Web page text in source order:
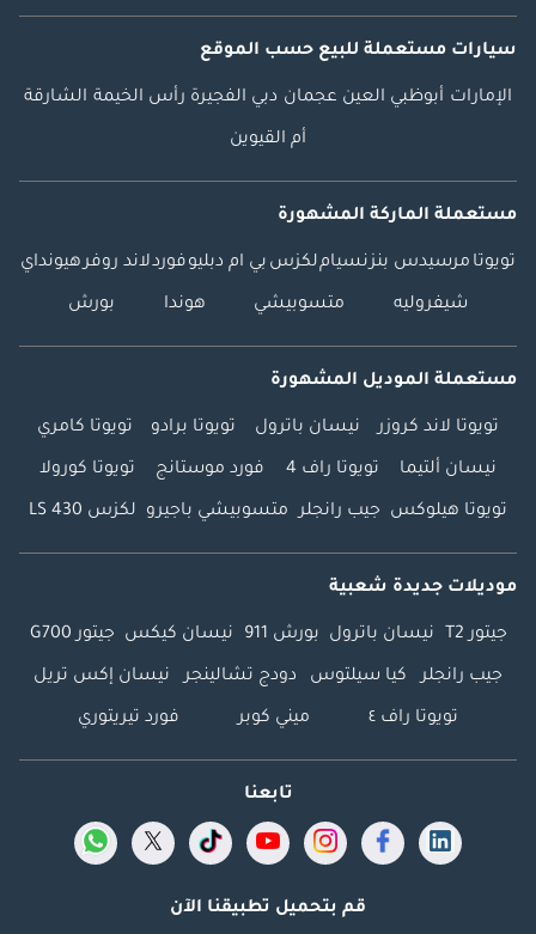
سيارات مستعملة للبيع حسب الموقع
الإمارات أبوظبي العين عجمان دبي الفجيرة رأس الخيمة الشارقة
أم القيوين
مستعملة الماركة المشهورة
تويوتا مرسيدس بنزنسياملكزس بي ام دبليوفوردلاند روفرهيونداي
شيفروليه متسوبيشي هوندا بورش
مستعملة الموديل المشهورة
تويوتا لاند كروزر نيسان باترول تويوتا برادو تويوتا كامري
نيسان ألتيما تويوتا راف 4 فورد موستانج تويوتا كورولا
تويوتا هيلوكس جيب رانجلر متسوبيشي باجيرو لكزس LS 430
موديلات جديدة شعبية
جيتور T2 نيسان باترول بورش 911 نيسان كيكس جيتور G700
جيب رانجلر كيا سيلتوس دودج تشالينجر نيسان إكس تريل
تويوتا راف ٤ ميني كوبر فورد تيريتوري
تابعنا
قم بتحميل تطبيقنا الآن